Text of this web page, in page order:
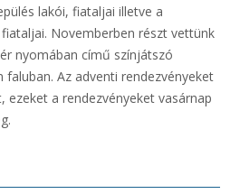
lakói, fiataljai illetve a
Novemberben részt vettünk
nyomában című színjátszó
Az adventi rendezvényeket
a rendezvényeket vasárnap